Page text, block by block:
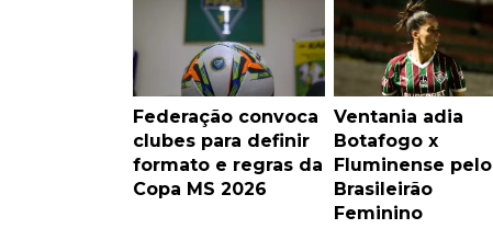
Federação convoca
clubes para definir
formato e regras da
Copa MS 2026
Ventania adia
Botafogo x
Fluminense pelo
Brasileirão
Feminino